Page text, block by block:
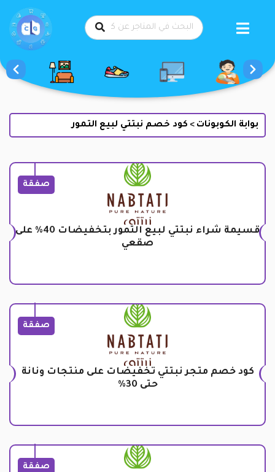
بوابة الكوبونات > كود خصم نبتتي لبيع التمور
صفقة
قسيمة شراء نبتتي لبيع التمور بتخفيضات 40% على
صقعي
صفقة
كود خصم متجر نبتتي تخفيضات على منتجات ونانة
حتى 30%
صفقة